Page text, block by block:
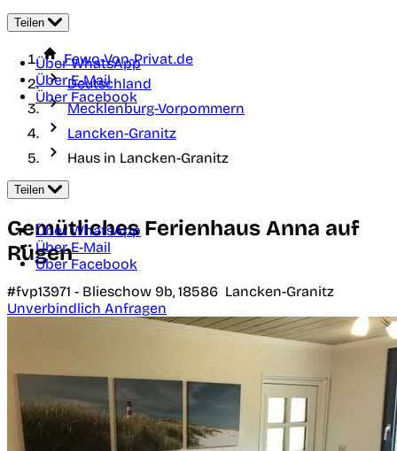
Teilen
Über WhatsApp
Über E-Mail
Über Facebook
Fewo-Von-Privat.de
Deutschland
Mecklenburg-Vorpommern
Lancken-Granitz
Haus in Lancken-Granitz
Teilen
Über WhatsApp
Über E-Mail
Über Facebook
Gemütliches Ferienhaus Anna auf
Rügen
#fvp13971 - Blieschow 9b, 18586 Lancken-Granitz
Unverbindlich Anfragen